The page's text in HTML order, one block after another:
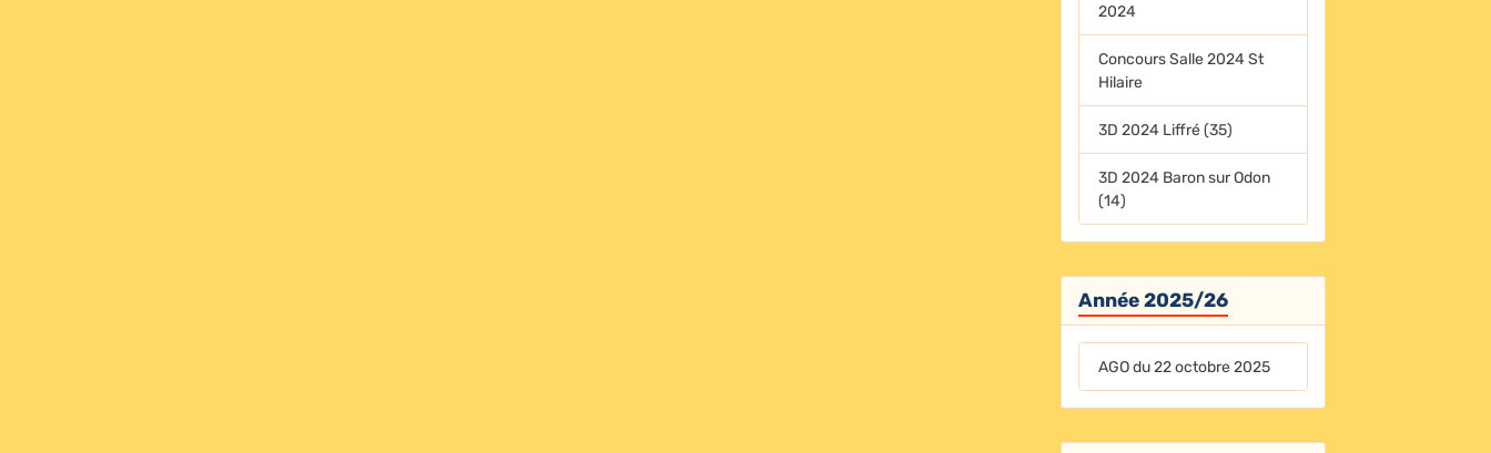
2024
Concours Salle 2024 St
Hilaire
3D 2024 Liffré (35)
3D 2024 Baron sur Odon
(14)
Année 2025/26
AGO du 22 octobre 2025